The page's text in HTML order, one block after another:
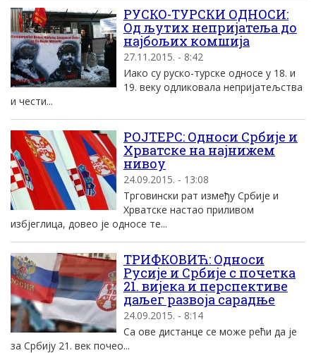
РУСКО-ТУРСКИ ОДНОСИ:
Од љутих непријатеља до
најбољих комшија
27.11.2015. - 8:42
Иако су руско-турске односе у 18. и
19. веку одликовала непријатељства
и чести...
РОЈТЕРС: Односи Србије и
Хрватске на најнижем
нивоу
24.09.2015. - 13:08
Трговински рат између Србије и
Хрватске настао приливом
избјеглица, довео је односе те...
ТРИФКОВИЋ: Односи
Русије и Србије с почетка
21. вијека и перспективе
даљег развоја сарадње
24.09.2015. - 8:14
Са ове дистанце се може рећи да је
за Србију 21. век почео...